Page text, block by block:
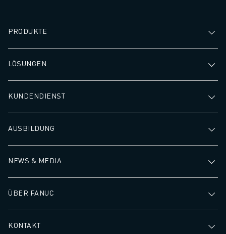
PRODUKTE
LÖSUNGEN
KUNDENDIENST
AUSBILDUNG
NEWS & MEDIA
ÜBER FANUC
KONTAKT